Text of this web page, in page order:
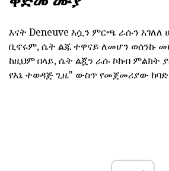
እናት Deneuve እሷን ምርጫ ራሱን
ቢኖሩም, ሴት ልጁ ተዋናይ ለመሆን ወሰንኩ
ከዚህም በላይ, ሴት ልጇን ራሱ ኮከብ ምልክት
የእኔ ተወዳጅ ጊዜ" ውስጥ የመጀመሪያው